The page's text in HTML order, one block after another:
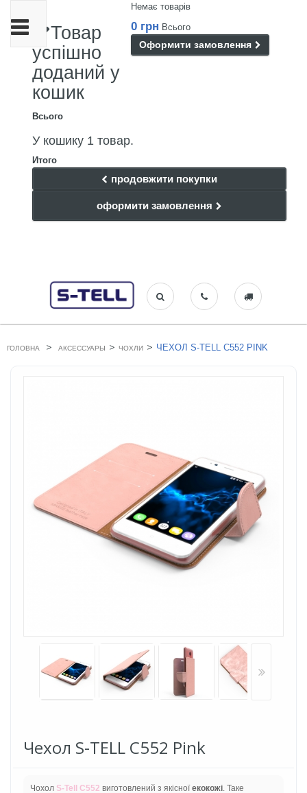
Немає товарів
0 грн Всього
Оформити замовлення
Товар
успішно
доданий у
кошик
Всього
У кошику 1 товар.
Итого
продовжити покупки
оформити замовлення
Toggle
navigation
ГОЛОВНА > АКСЕССУАРЫ > ЧОХЛИ > ЧЕХОЛ S-TELL C552 PINK
Чехол S-TELL C552 Pink
Чохол S-Tell C552 виготовлений з якісноїекокожі. Таке